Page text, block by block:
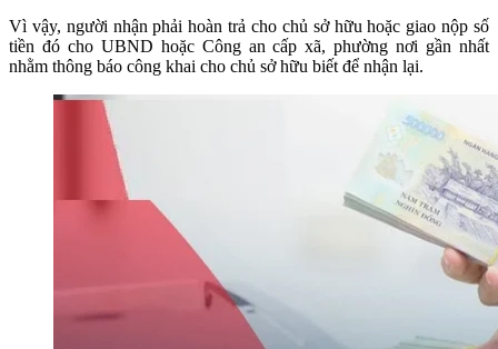
Vì vậy, người nhận phải hoàn trả cho chủ sở hữu hoặc giao nộp số
tiền đó cho UBND hoặc Công an cấp xã, phường nơi gần nhất
nhằm thông báo công khai cho chủ sở hữu biết để nhận lại.